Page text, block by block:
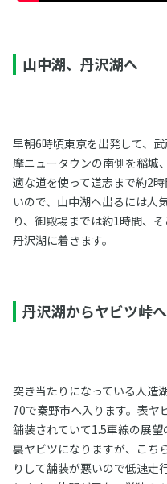
山中湖、丹沢湖へ
早朝6時頃東京を出発して、
摩ニュータウンの南側を稲城
適な道を使って道志まで約2
いので、山中湖へ出るには人
り、御殿場までは約1時間、
丹沢湖に着きます。
丹沢湖からヤビツ峠へ
突き当たりになっている人造
70で秦野市へ入ります。表ヤ
舗装されていて1.5車線の展
裏ヤビツになりますが、こち
りして舗装が悪いので低速走